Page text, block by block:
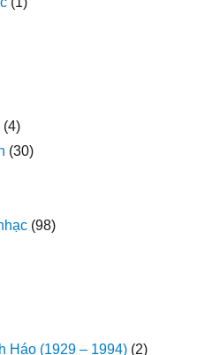
(4)
(30)
(98)
Háo (1929 – 1994) (2)